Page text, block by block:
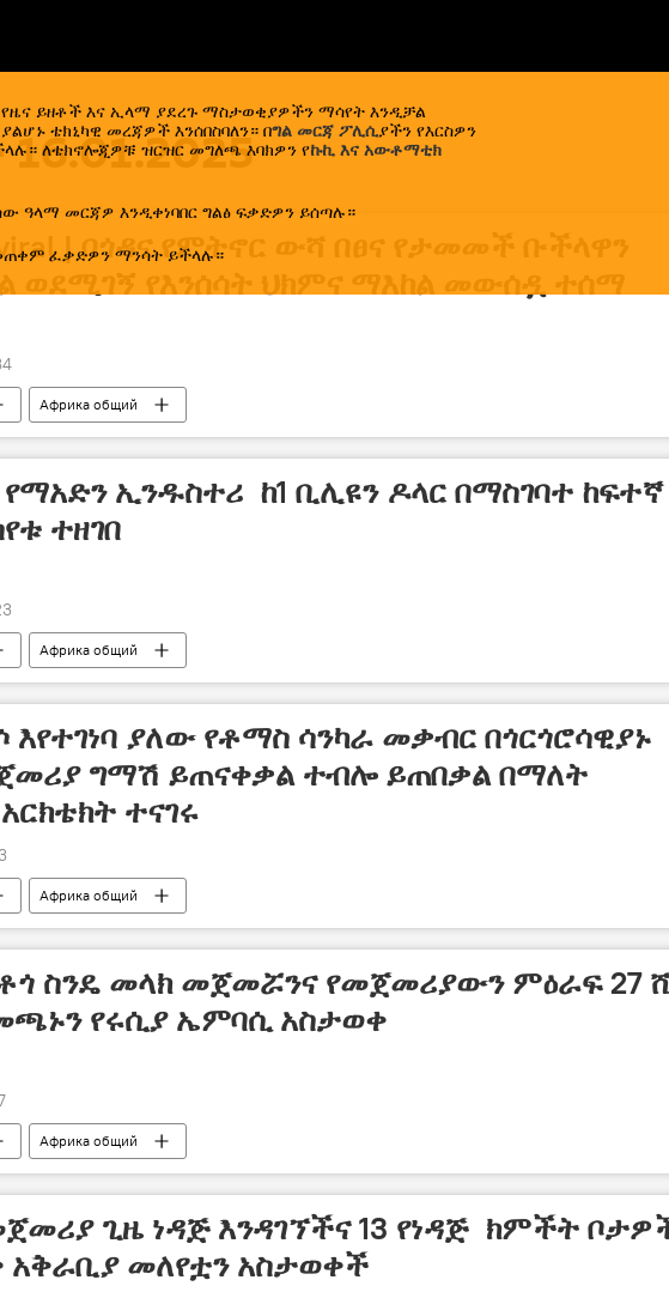
ይዘቶች እና ኢላማ ያደረጉ ማስታወቂያዎችን ማሳየት እንዲቻል
ቴክኒካዊ መረጃዎች እንሰበስባለን። በግል መርጃ ፖሊሲያችን የእርስዎን
ለቴክኖሎጂዎቹ ዝርዝር መግለጫ እባክዎን የኩኪ እና አውቶማቲክ
ዓላማ መርጃዎ እንዲቀነባበር ግልፅ ፍቃድዎን ይሰጣሉ።
ፈቃድዎን ማንሳት ይችላሉ።
| በጎዳና የምትኖር ውሻ በፀና የታመመች ቡችላዋን
Африка общий
ኢንዱስተሪ ከ1 ቢሊዩን ዶላር በማስገባተ ከፍተኛ
ተዘገበ
Африка общий
እየተገነባ ያለው የቶማስ ሳንካራ መቃብር በጎርጎሮሳዊያኑ
ግማሽ ይጠናቀቃል ተብሎ ይጠበቃል በማለት
ተናገሩ
Африка общий
ስንዴ መላክ መጀመሯንና የመጀመሪያውን ምዕራፍ 27
የሩሲያ ኤምባሲ አስታወቀ
Африка общий
ጊዜ ነዳጅ እንዳገኘችና 13 የነዳጅ ክምችት
አቅራቢያ መለየቷን አስታወቀች